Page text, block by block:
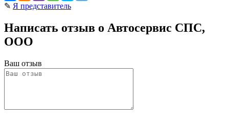
✎ Я представитель
Написать отзыв о Автосервис СПС,
ООО
Ваш отзыв